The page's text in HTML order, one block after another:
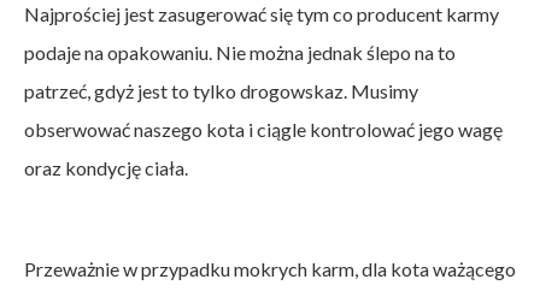
Najprościej jest zasugerować się tym co producent karmy
podaje na opakowaniu. Nie można jednak ślepo na to
patrzeć, gdyż jest to tylko drogowskaz. Musimy
obserwować naszego kota i ciągle kontrolować jego wagę
oraz kondycję ciała.
Przeważnie w przypadku mokrych karm, dla kota ważącego